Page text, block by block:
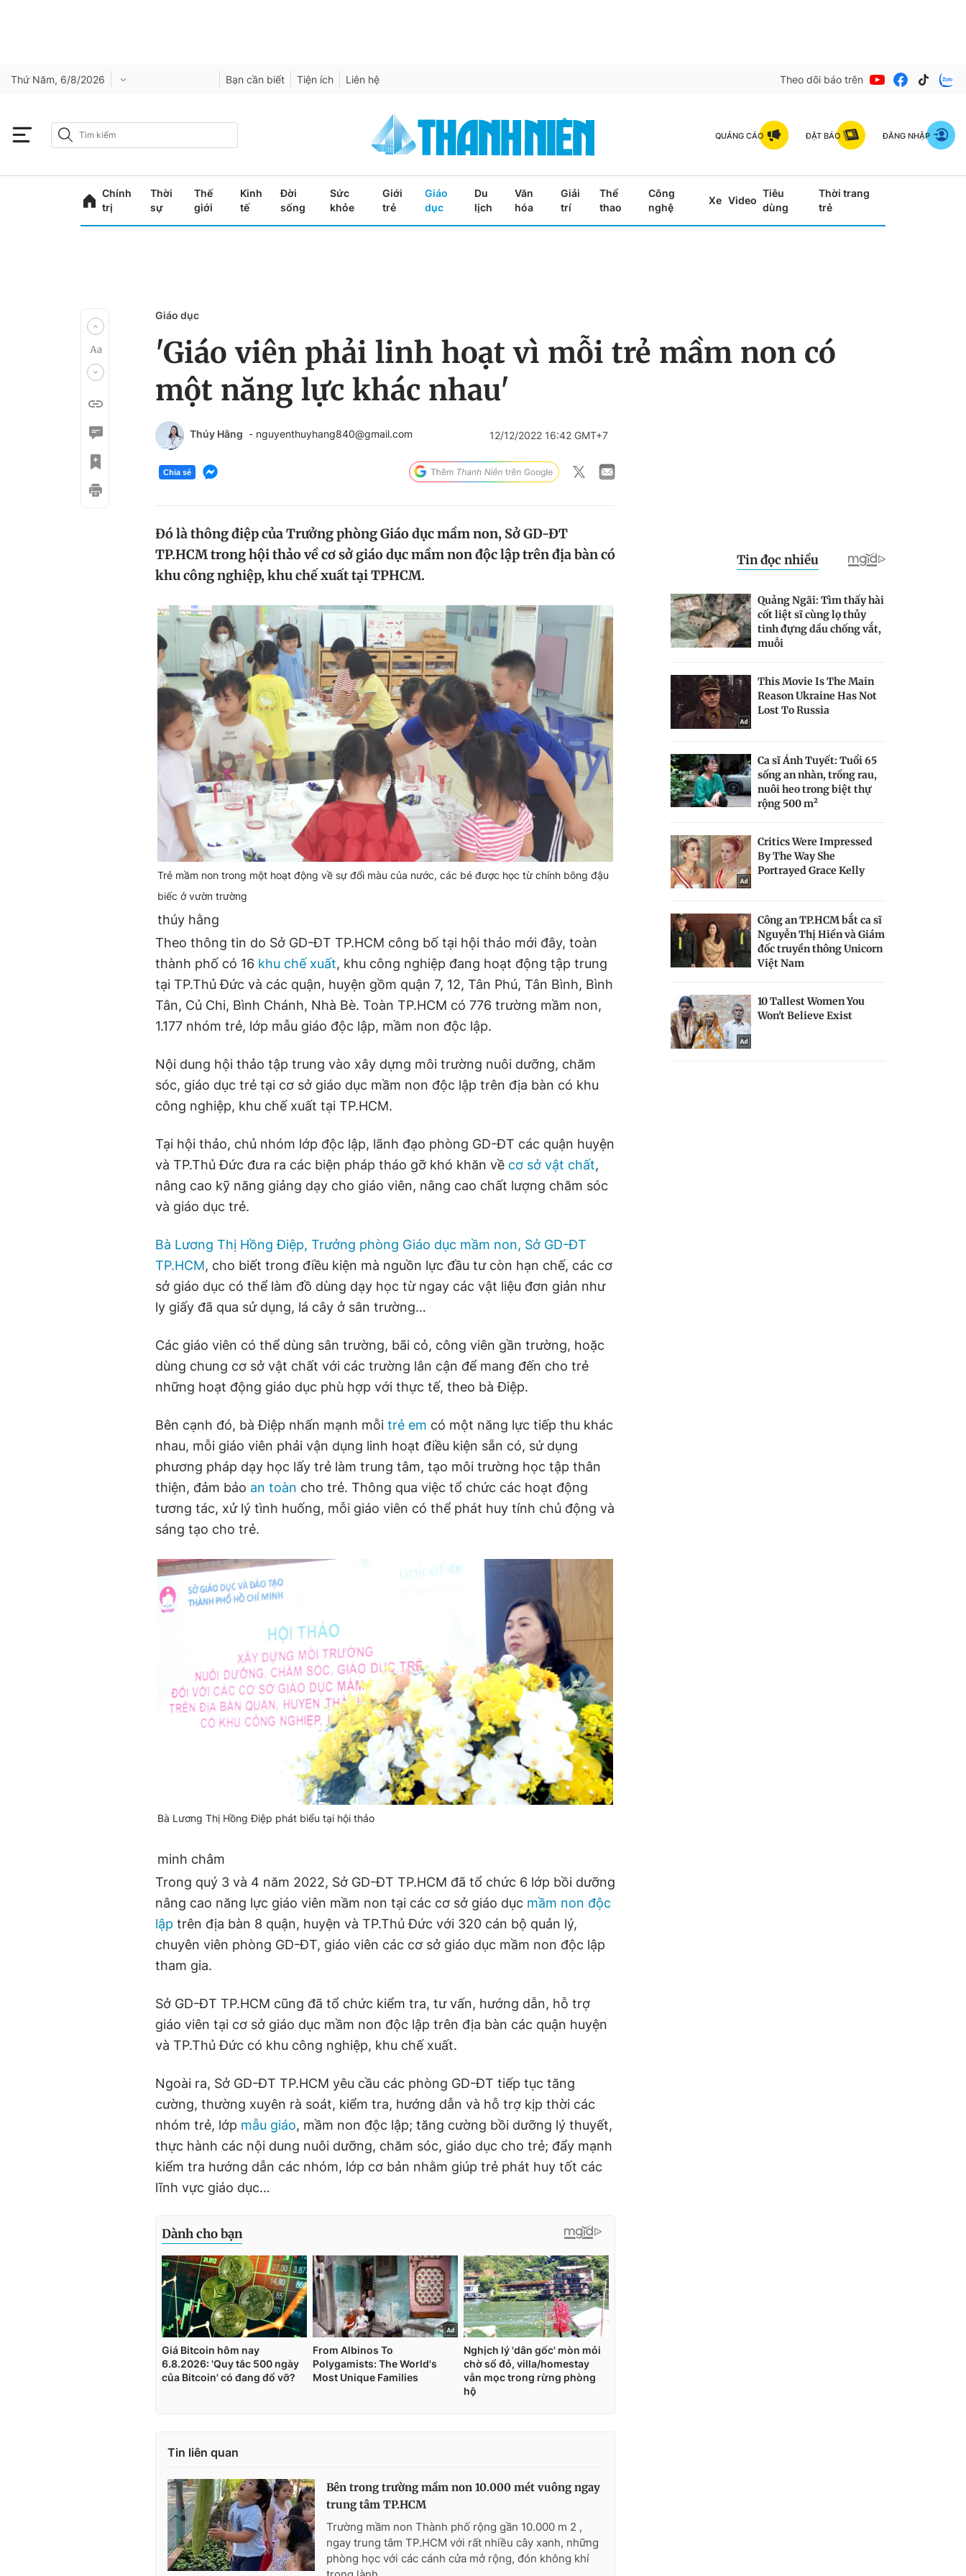
Thứ Năm, 6/8/2026 Bạn cần biết Tiện ích Liên hệ Theo dõi báo trên
QUẢNG CÁO ĐẶT BÁO ĐĂNG NHẬP
Chính
trị
Thời
sự
Thế
giới
Kinh
tế
Đời
sống
Sức
khỏe
Giới
trẻ
Giáo
dục
Du
lịch
Văn
hóa
Giải
trí
Thể
thao
Công
nghệ
Xe Video
Tiêu
dùng
Thời trang
trẻ
Giáo dục
'Giáo viên phải linh hoạt vì mỗi trẻ mầm non có
một năng lực khác nhau'
Thúy Hằng - nguyenthuyhang840@gmail.com 12/12/2022 16:42 GMT+7
Chia sẻ
Đó là thông điệp của Trưởng phòng Giáo dục mầm non, Sở GD-ĐT
TP.HCM trong hội thảo về cơ sở giáo dục mầm non độc lập trên địa bàn có
khu công nghiệp, khu chế xuất tại TPHCM.
Trẻ mầm non trong một hoạt động về sự đổi màu của nước, các bé được học từ chính bông đậu
biếc ở vườn trường
thúy hằng
Theo thông tin do Sở GD-ĐT TP.HCM công bố tại hội thảo mới đây, toàn
thành phố có 16 khu chế xuất, khu công nghiệp đang hoạt động tập trung
tại TP.Thủ Đức và các quận, huyện gồm quận 7, 12, Tân Phú, Tân Bình, Bình
Tân, Củ Chi, Bình Chánh, Nhà Bè. Toàn TP.HCM có 776 trường mầm non,
1.177 nhóm trẻ, lớp mẫu giáo độc lập, mầm non độc lập.
Nội dung hội thảo tập trung vào xây dựng môi trường nuôi dưỡng, chăm
sóc, giáo dục trẻ tại cơ sở giáo dục mầm non độc lập trên địa bàn có khu
công nghiệp, khu chế xuất tại TP.HCM.
Tại hội thảo, chủ nhóm lớp độc lập, lãnh đạo phòng GD-ĐT các quận huyện
và TP.Thủ Đức đưa ra các biện pháp tháo gỡ khó khăn về cơ sở vật chất,
nâng cao kỹ năng giảng dạy cho giáo viên, nâng cao chất lượng chăm sóc
và giáo dục trẻ.
Bà Lương Thị Hồng Điệp, Trưởng phòng Giáo dục mầm non, Sở GD-ĐT
TP.HCM, cho biết trong điều kiện mà nguồn lực đầu tư còn hạn chế, các cơ
sở giáo dục có thể làm đồ dùng dạy học từ ngay các vật liệu đơn giản như
ly giấy đã qua sử dụng, lá cây ở sân trường…
Các giáo viên có thể dùng sân trường, bãi cỏ, công viên gần trường, hoặc
dùng chung cơ sở vật chất với các trường lân cận để mang đến cho trẻ
những hoạt động giáo dục phù hợp với thực tế, theo bà Điệp.
Bên cạnh đó, bà Điệp nhấn mạnh mỗi trẻ em có một năng lực tiếp thu khác
nhau, mỗi giáo viên phải vận dụng linh hoạt điều kiện sẵn có, sử dụng
phương pháp dạy học lấy trẻ làm trung tâm, tạo môi trường học tập thân
thiện, đảm bảo an toàn cho trẻ. Thông qua việc tổ chức các hoạt động
tương tác, xử lý tình huống, mỗi giáo viên có thể phát huy tính chủ động và
sáng tạo cho trẻ.
Bà Lương Thị Hồng Điệp phát biểu tại hội thảo
minh châm
Trong quý 3 và 4 năm 2022, Sở GD-ĐT TP.HCM đã tổ chức 6 lớp bồi dưỡng
nâng cao năng lực giáo viên mầm non tại các cơ sở giáo dục mầm non độc
lập trên địa bàn 8 quận, huyện và TP.Thủ Đức với 320 cán bộ quản lý,
chuyên viên phòng GD-ĐT, giáo viên các cơ sở giáo dục mầm non độc lập
tham gia.
Sở GD-ĐT TP.HCM cũng đã tổ chức kiểm tra, tư vấn, hướng dẫn, hỗ trợ
giáo viên tại cơ sở giáo dục mầm non độc lập trên địa bàn các quận huyện
và TP.Thủ Đức có khu công nghiệp, khu chế xuất.
Ngoài ra, Sở GD-ĐT TP.HCM yêu cầu các phòng GD-ĐT tiếp tục tăng
cường, thường xuyên rà soát, kiểm tra, hướng dẫn và hỗ trợ kịp thời các
nhóm trẻ, lớp mẫu giáo, mầm non độc lập; tăng cường bồi dưỡng lý thuyết,
thực hành các nội dung nuôi dưỡng, chăm sóc, giáo dục cho trẻ; đẩy mạnh
kiểm tra hướng dẫn các nhóm, lớp cơ bản nhằm giúp trẻ phát huy tốt các
lĩnh vực giáo dục…
Tin liên quan
Bên trong trường mầm non 10.000 mét vuông ngay
trung tâm TP.HCM
Trường mầm non Thành phố rộng gần 10.000 m 2 ,
ngay trung tâm TP.HCM với rất nhiều cây xanh, những
phòng học với các cánh cửa mở rộng, đón không khí